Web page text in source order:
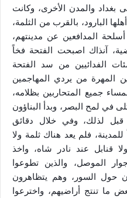
بغداد والمدن الأخرى، وكانت
البارود، بالقرب من الثلمة،
المدافعين عن مدينتهم،
آنذاك اصبحت الفتحة فخاً
الفدائيين من سد الفتحة
المهرة من يردي المهاجمين
جميع المتحاربين بظلامه،
في لمح البصر، وبدأ البناؤون
لذلك، وفي خلال دقائق
فلم يعد هناك ثلمة ولا
قنابل عند نادر شاه، واخذ
الموصل، والذين تطوعوا
حول السور، وهم يتظاهرون
ما تنتج أراضيهم، واخترعوا